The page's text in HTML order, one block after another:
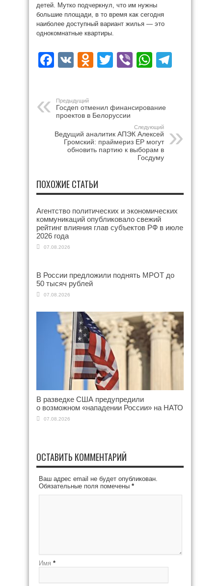
детей. Мутко подчеркнул, что им нужны
большие площади, в то время как сегодня
наиболее доступный вариант жилья — это
однокомнатные квартиры.
Facebook
VK Odnoklassniki
Twitter
Viber
Предыдущий
Госдеп отменил финансирование
проектов в Белоруссии
Следующий
Ведущий аналитик АПЭК Алексей
Громский: праймериз ЕР могут
обновить партию к выборам в
Госдуму
ПОХОЖИЕ СТАТЬИ
Агентство политических и экономических
коммуникаций опубликовало свежий
рейтинг влияния глав субъектов РФ в июле
2026 года
07.08.2026
В России предложили поднять МРОТ до
50 тысяч рублей
07.08.2026
В разведке США предупредили
о возможном «нападении России» на НАТО
07.08.2026
ОСТАВИТЬ КОММЕНТАРИЙ
Ваш адрес email не будет опубликован.
Обязательные поля помечены *
Имя *